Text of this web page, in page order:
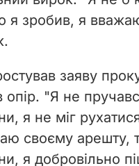
зробив, я
заяву
опір. "Я не
я не міг
своєму арешту,
я добровільно